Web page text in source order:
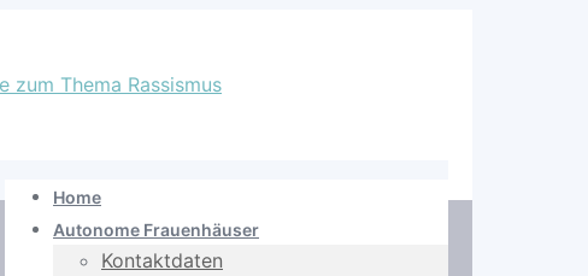
Home
Autonome Frauenhäuser
Kontaktdaten